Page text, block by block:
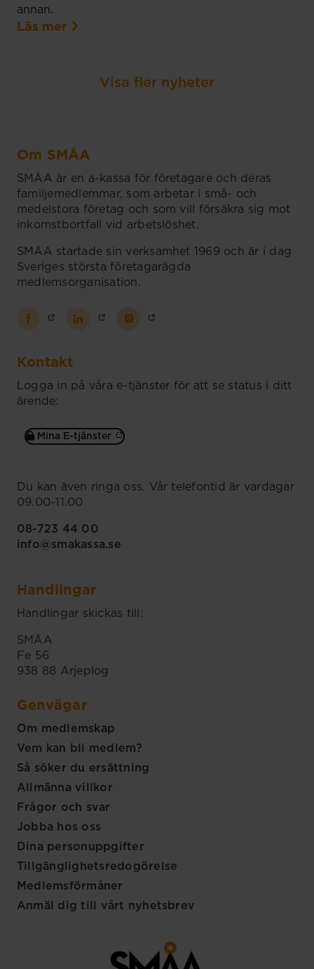
annan.
Läs mer
Visa fler nyheter
Om SMÅA
SMÅA är en a-kassa för företagare och deras
familjemedlemmar, som arbetar i små- och
medelstora företag och som vill försäkra sig mot
inkomstbortfall vid arbetslöshet.
SMÅA startade sin verksamhet 1969 och är i dag
Sveriges största företagarägda
medlemsorganisation.
Kontakt
Logga in på våra e-tjänster för att se status i ditt
ärende:
Mina E-tjänster
Du kan även ringa oss. Vår telefontid är vardagar
09.00-11.00
08-723 44 00
info@smakassa.se
Handlingar
Handlingar skickas till:
SMÅA
Fe 56
938 88 Arjeplog
Genvägar
Om medlemskap
Vem kan bli medlem?
Så söker du ersättning
Allmänna villkor
Frågor och svar
Jobba hos oss
Dina personuppgifter
Tillgänglighetsredogörelse
Medlemsförmåner
Anmäl dig till vårt nyhetsbrev